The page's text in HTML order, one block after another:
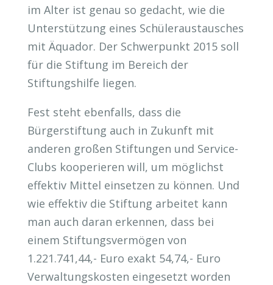
im Alter ist genau so gedacht, wie die
Unterstützung eines Schüleraustausches
mit Äquador. Der Schwerpunkt 2015 soll
für die Stiftung im Bereich der
Stiftungshilfe liegen.
Fest steht ebenfalls, dass die
Bürgerstiftung auch in Zukunft mit
anderen großen Stiftungen und Service-
Clubs kooperieren will, um möglichst
effektiv Mittel einsetzen zu können. Und
wie effektiv die Stiftung arbeitet kann
man auch daran erkennen, dass bei
einem Stiftungsvermögen von
1.221.741,44,- Euro exakt 54,74,- Euro
Verwaltungskosten eingesetzt worden